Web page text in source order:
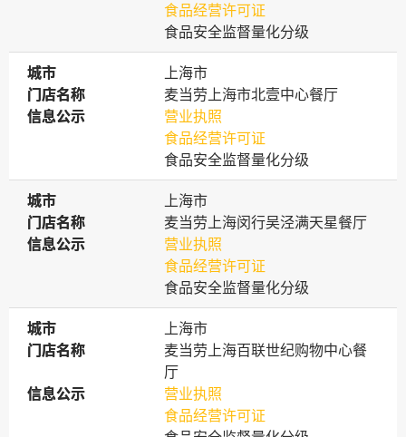
食品经营许可证
食品安全监督量化分级
城市
城市
上海市
门店名称
门店名称
麦当劳上海市北壹中心餐厅
信息公示
信息公示
营业执照
食品经营许可证
食品安全监督量化分级
城市
城市
上海市
门店名称
门店名称
麦当劳上海闵行吴泾满天星餐厅
信息公示
信息公示
营业执照
食品经营许可证
食品安全监督量化分级
城市
城市
上海市
门店名称
门店名称
麦当劳上海百联世纪购物中心餐
厅
信息公示
信息公示
营业执照
食品经营许可证